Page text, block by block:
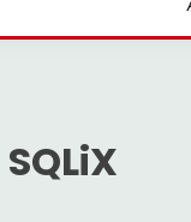
SQLiX